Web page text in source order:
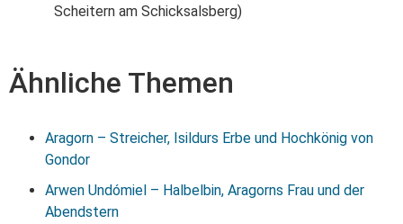
Scheitern am Schicksalsberg)
Ähnliche Themen
Aragorn – Streicher, Isildurs Erbe und Hochkönig von
Gondor
Arwen Undómiel – Halbelbin, Aragorns Frau und der
Abendstern